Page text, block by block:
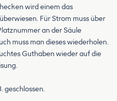
wird einem das
Für Strom muss über
an der Säule
muss man dieses wiederholen.
Guthaben wieder auf die
geschlossen.